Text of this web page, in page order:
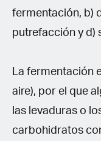
fermentación, b)
putrefacción y d)
La fermentación
aire), por el que
las levaduras o
carbohidratos